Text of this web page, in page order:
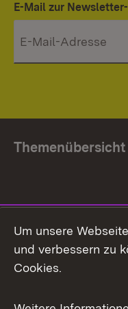
E-Mail zur
Themenübersicht
Facebook
Um unsere
und verbessern zu
Cookies.